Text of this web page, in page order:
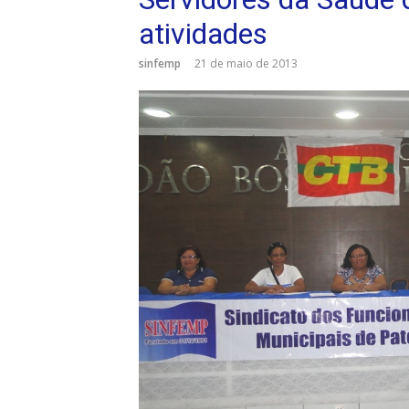
atividades
sinfemp 21 de maio de 2013